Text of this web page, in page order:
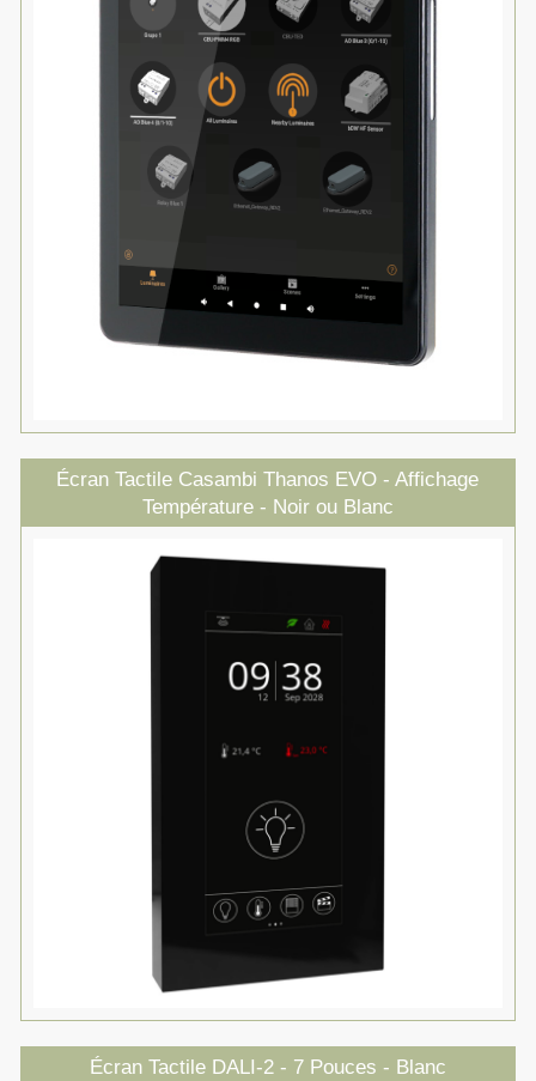
Écran Tactile Casambi Thanos EVO - Affichage
Température - Noir ou Blanc
Écran Tactile DALI-2 - 7 Pouces - Blanc